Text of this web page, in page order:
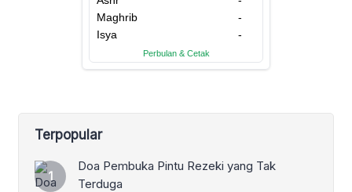
Terpopular
Doa Pembuka Pintu Rezeki yang Tak
Terduga